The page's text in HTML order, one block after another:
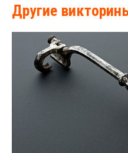
Другие